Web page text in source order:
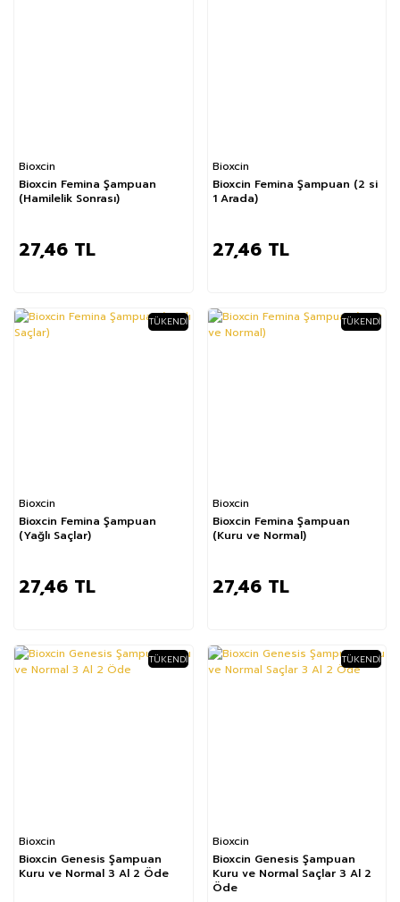
Bioxcin
Bioxcin Femina Şampuan
(Hamilelik Sonrası)
27,46 TL
Bioxcin
Bioxcin Femina Şampuan (2 si
1 Arada)
27,46 TL
TÜKENDI
Bioxcin
Bioxcin Femina Şampuan
(Yağlı Saçlar)
27,46 TL
TÜKENDI
Bioxcin
Bioxcin Femina Şampuan
(Kuru ve Normal)
27,46 TL
TÜKENDI
Bioxcin
Bioxcin Genesis Şampuan
Kuru ve Normal 3 Al 2 Öde
TÜKENDI
Bioxcin
Bioxcin Genesis Şampuan
Kuru ve Normal Saçlar 3 Al 2
Öde